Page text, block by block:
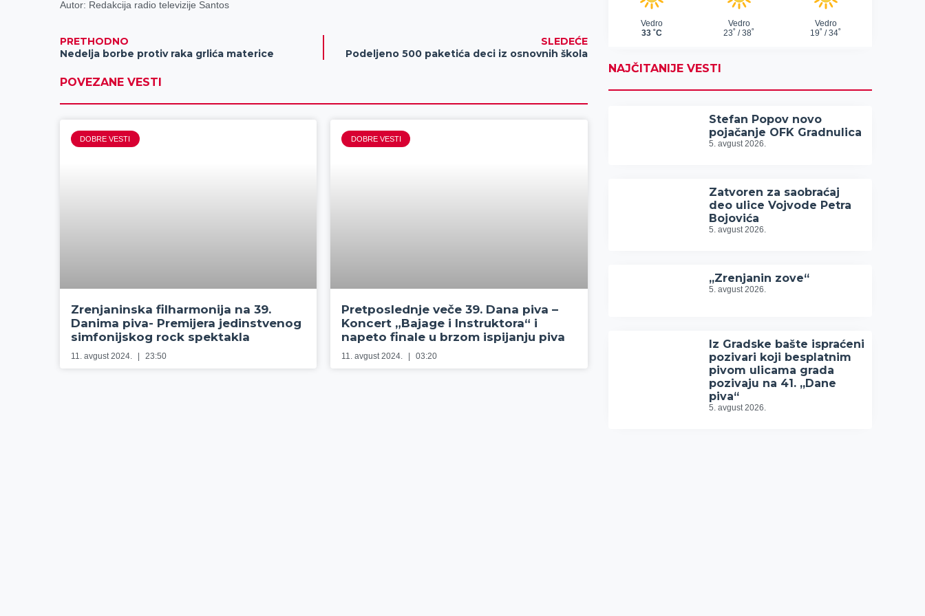
Autor: Redakcija radio televizije Santos
PRETHODNO
Nedelja borbe protiv raka grlića materice
SLEDEĆE
Podeljeno 500 paketića deci iz osnovnih škola
POVEZANE VESTI
DOBRE VESTI
Zrenjaninska filharmonija na 39.
Danima piva- Premijera jedinstvenog
simfonijskog rock spektakla
11. avgust 2024. 23:50
DOBRE VESTI
Pretposlednje veče 39. Dana piva –
Koncert „Bajage i Instruktora“ i
napeto finale u brzom ispijanju piva
11. avgust 2024. 03:20
NAJČITANIJE VESTI
Stefan Popov novo
pojačanje OFK Gradnulica
5. avgust 2026.
Zatvoren za saobraćaj
deo ulice Vojvode Petra
Bojovića
5. avgust 2026.
„Zrenjanin zove“
5. avgust 2026.
Iz Gradske bašte ispraćeni
pozivari koji besplatnim
pivom ulicama grada
pozivaju na 41. „Dane
piva“
5. avgust 2026.